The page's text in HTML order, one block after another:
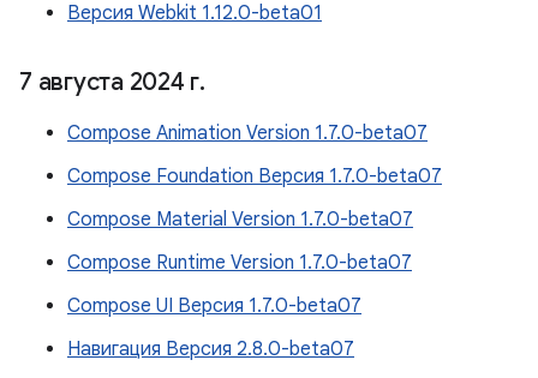
Версия Webkit 1.12.0-beta01
7 августа 2024 г.
Compose Animation Version 1.7.0-beta07
Compose Foundation Версия 1.7.0-beta07
Compose Material Version 1.7.0-beta07
Compose Runtime Version 1.7.0-beta07
Compose UI Версия 1.7.0-beta07
Навигация Версия 2.8.0-beta07